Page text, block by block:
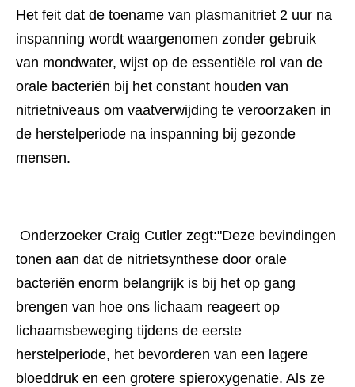
Het feit dat de toename van plasmanitriet 2 uur na
inspanning wordt waargenomen zonder gebruik
van mondwater, wijst op de essentiële rol van de
orale bacteriën bij het constant houden van
nitrietniveaus om vaatverwijding te veroorzaken in
de herstelperiode na inspanning bij gezonde
mensen.
tonen aan dat de nitrietsynthese door orale
bacteriën enorm belangrijk is bij het op gang
brengen van hoe ons lichaam reageert op
lichaamsbeweging tijdens de eerste
herstelperiode, het bevorderen van een lagere
bloeddruk en een grotere spieroxygenatie. Als ze